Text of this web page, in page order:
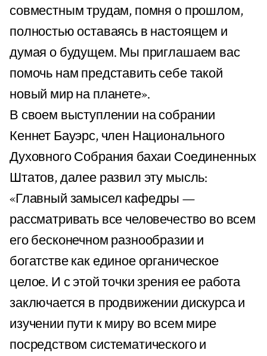
совместным трудам, помня о прошлом,
полностью оставаясь в настоящем и
думая о будущем. Мы приглашаем вас
помочь нам представить себе такой
новый мир на планете».
В своем выступлении на собрании
Кеннет Бауэрс, член Национального
Духовного Собрания бахаи Соединенных
Штатов, далее развил эту мысль:
«Главный замысел кафедры —
рассматривать все человечество во всем
его бесконечном разнообразии и
богатстве как единое органическое
целое. И с этой точки зрения ее работа
заключается в продвижении дискурса и
изучении пути к миру во всем мире
посредством систематического и